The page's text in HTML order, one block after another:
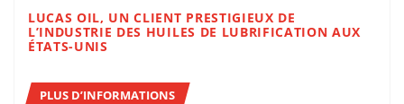
LUCAS OIL, UN CLIENT PRESTIGIEUX DE
L’INDUSTRIE DES HUILES DE LUBRIFICATION AUX
ÉTATS-UNIS
PLUS D’INFORMATIONS